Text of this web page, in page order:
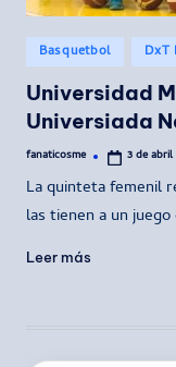
Publicado
en
Basquetbol DxT
Universidad
Universiada
Publicado
fanaticosme 3 de abril
La quinteta femenil
las tienen a un
Leer más